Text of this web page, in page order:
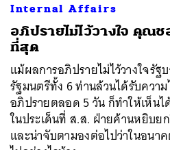
Internal Affairs
อภิปรายไม่ไว้วางใจ คุณ
ที่สุด
แม้ผลการอภิปรายไม่ไว้วางใจรัฐ
รัฐมนตรีทั้ง 6 ท่านล้วนได้รับควา
อภิปรายตลอด 5 วัน ก็ทำให้เห็น
ในประเด็นที่ ส.ส. ฝ่ายค้านหยิบย
และน่าจับตามองต่อไปว่าในอนา